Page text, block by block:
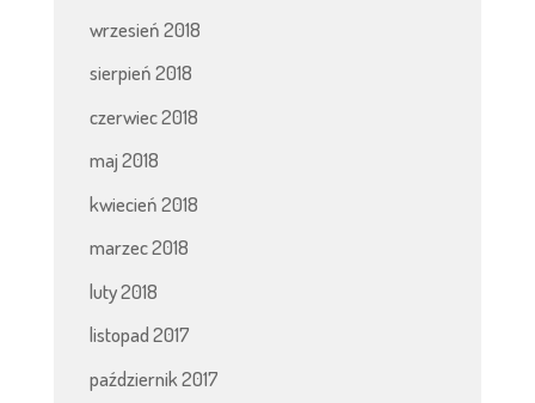
wrzesień 2018
sierpień 2018
czerwiec 2018
maj 2018
kwiecień 2018
marzec 2018
luty 2018
listopad 2017
październik 2017